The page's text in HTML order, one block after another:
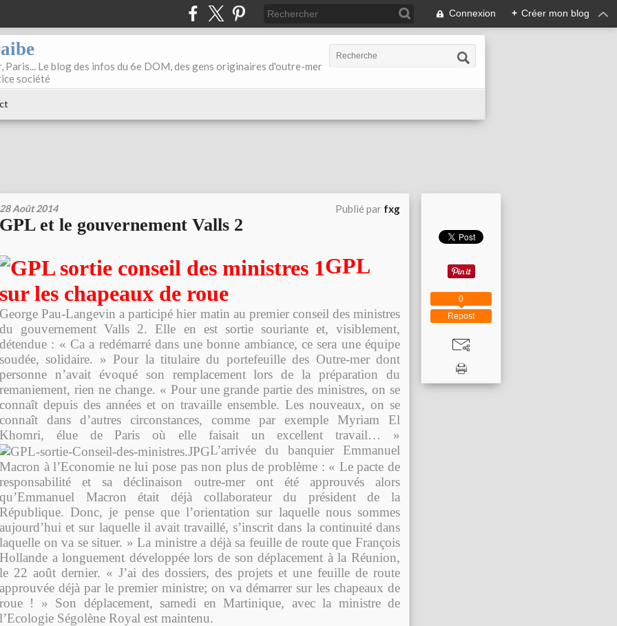
Connexion + Créer mon blog
Paris... Le blog des infos du 6e DOM, des gens originaires d'outre-mer
société
28 Août 2014 Publié par fxg
GPL et le gouvernement Valls 2
GPL
sur les chapeaux de roue
George Pau-Langevin a participé hier matin au premier conseil des ministres
du gouvernement Valls 2. Elle en est sortie souriante et, visiblement,
détendue : « Ca a redémarré dans une bonne ambiance, ce sera une équipe
soudée, solidaire. » Pour la titulaire du portefeuille des Outre-mer dont
personne n’avait évoqué son remplacement lors de la préparation du
remaniement, rien ne change. « Pour une grande partie des ministres, on se
connaît depuis des années et on travaille ensemble. Les nouveaux, on se
connaît dans d’autres circonstances, comme par exemple Myriam El
Khomri, élue de Paris où elle faisait un excellent travail… »
L’arrivée du banquier Emmanuel
Macron à l’Economie ne lui pose pas non plus de problème : « Le pacte de
responsabilité et sa déclinaison outre-mer ont été approuvés alors
qu’Emmanuel Macron était déjà collaborateur du président de la
République. Donc, je pense que l’orientation sur laquelle nous sommes
aujourd’hui et sur laquelle il avait travaillé, s’inscrit dans la continuité dans
laquelle on va se situer. » La ministre a déjà sa feuille de route que François
Hollande a longuement développée lors de son déplacement à la Réunion,
le 22 août dernier. « J’ai des dossiers, des projets et une feuille de route
approuvée déjà par le premier ministre; on va démarrer sur les chapeaux de
roue ! » Son déplacement, samedi en Martinique, avec la ministre de
l’Ecologie Ségolène Royal est maintenu.
Repost
0